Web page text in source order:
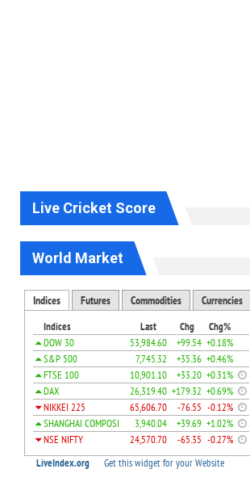
Live Cricket Score
World Market